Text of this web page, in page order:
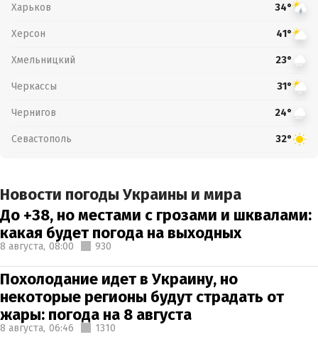
Харьков 34°
Херсон 41°
Хмельницкий 23°
Черкассы 31°
Чернигов 24°
Севастополь 32°
Новости погоды Украины и мира
До +38, но местами с грозами и шквалами:
какая будет погода на выходных
8 августа, 08:00 930
Похолодание идет в Украину, но
некоторые регионы будут страдать от
жары: погода на 8 августа
8 августа, 06:46 1310